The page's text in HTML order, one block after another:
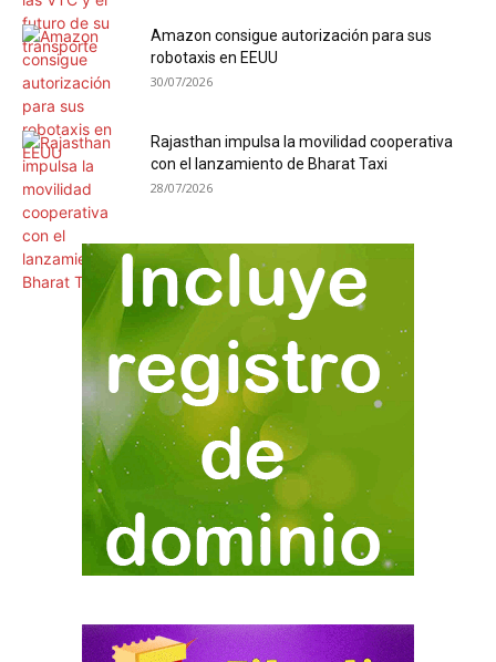
Amazon consigue autorización para sus
robotaxis en EEUU
30/07/2026
Rajasthan impulsa la movilidad cooperativa
con el lanzamiento de Bharat Taxi
28/07/2026